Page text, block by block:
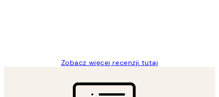
Zobacz więcej recenzji tutaj